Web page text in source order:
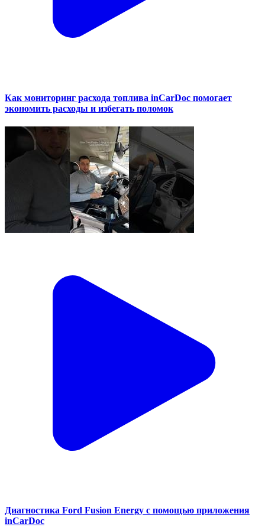
Как мониторинг расхода топлива inCarDoc помогает
экономить расходы и избегать поломок
Диагностика Ford Fusion Energy с помощью приложения
inCarDoc